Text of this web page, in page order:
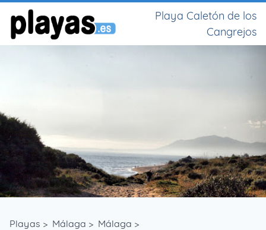
Playa Caletón de los
Cangrejos
Playas > Málaga > Málaga >